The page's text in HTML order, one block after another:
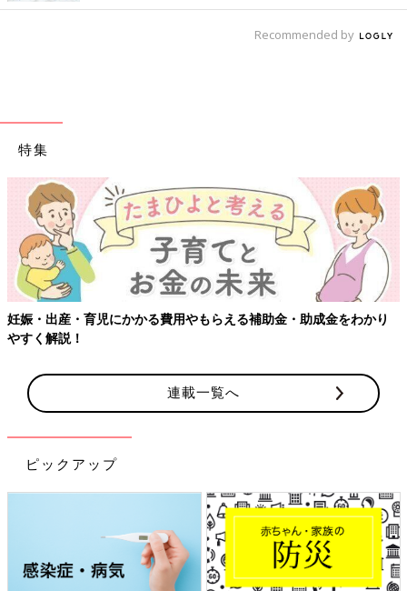
で、0.3秒でかけ寄り子どもを支えないと転倒は防げませんが、
に固定するなどの工夫で、大きなけがにつながるのを予防するこ
もちろん、転倒リスクが高い行動を避けることも大切です。たと
えば歩行器は転倒リスクが高いので使わないほうがいいでしょ
う。
――普段、自宅で歩行器を使っていなくても、年末年始に帰省し
たら実家や親せき宅で「家にあったから、使ってみたら？」と歩
行器をすすめられることがあるかもしれません。歩行器はどんな
ところに注意が必要なのでしょうか？
坂本 つかまり立ちや伝い歩きをするようになると、早く歩ける
ようにと歩行器を使う人もいるかもしれません。赤ちゃんの喜ぶ
の前に無理して歩行器の力を借りて歩かせると、バランスを崩し
て転倒する危険があります。アメリカ小児科学会では『歩行器は
転落・転倒などのリスクを高めるが、子どもの歩行を促す効果は
なく、メリットがない（※３）』と伝えています。
【ヒヤリ体験・７～９】帰省先でもヒヤリ！室内の
Recommended by
特集
妊娠・出産・育児にかかる費用やもらえる補助金・助成金をわかり
やすく解説！
連載一覧へ
ピックアップ